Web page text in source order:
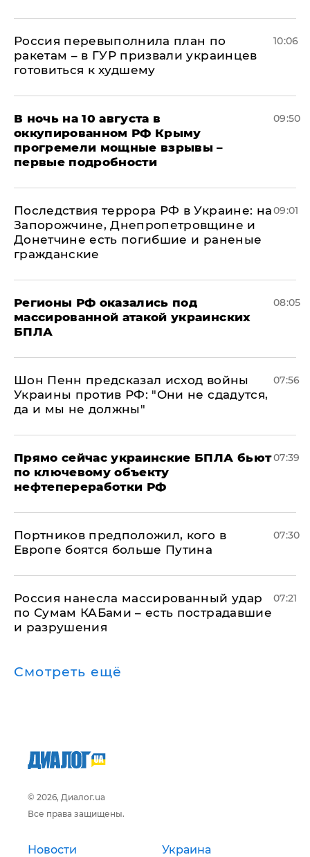
Россия перевыполнила план по
ракетам – в ГУР призвали украинцев
готовиться к худшему
10:06
В ночь на 10 августа в
оккупированном РФ Крыму
прогремели мощные взрывы –
первые подробности
09:50
Последствия террора РФ в Украине: на
Запорожчине, Днепропетровщине и
Донетчине есть погибшие и раненые
гражданские
09:01
Регионы РФ оказались под
массированной атакой украинских
БПЛА
08:05
Шон Пенн предсказал исход войны
Украины против РФ: "Они не сдадутся,
да и мы не должны"
07:56
Прямо сейчас украинские БПЛА бьют
по ключевому объекту
нефтепереработки РФ
07:39
Портников предположил, кого в
Европе боятся больше Путина
07:30
Россия нанесла массированный удар
по Сумам КАБами – есть пострадавшие
и разрушения
07:21
Смотреть ещё
© 2026, Диалог.ua
Все права защищены.
Новости Украина